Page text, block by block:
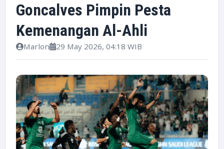
Goncalves Pimpin Pesta
Kemenangan Al-Ahli
Marlon 29 May 2026, 04:18 WIB